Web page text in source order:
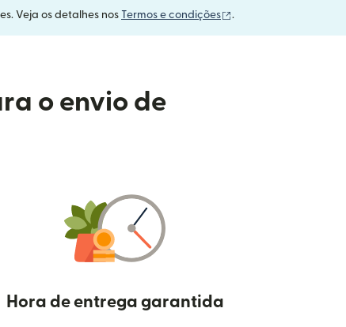
Veja os detalhes nos Termos e condições (abre em uma nova
.
o envio de
Hora de entrega garantida